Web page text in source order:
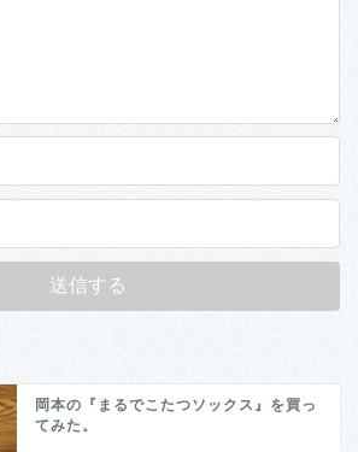
岡本の『まるでこたつソックス』を買っ
てみた。